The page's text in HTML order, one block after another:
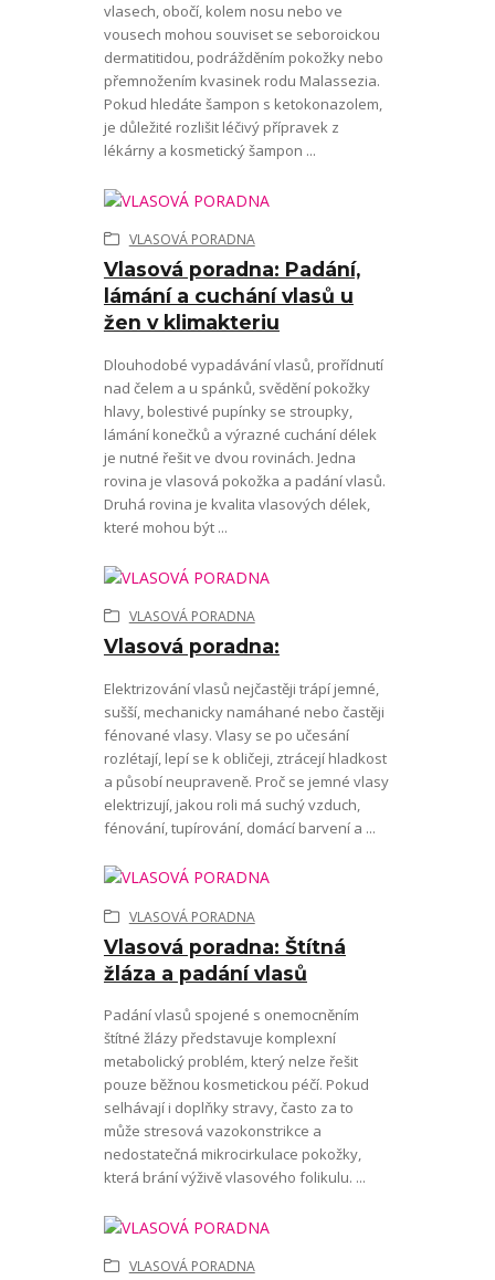
vlasech, obočí, kolem nosu nebo ve
vousech mohou souviset se seboroickou
dermatitidou, podrážděním pokožky nebo
přemnožením kvasinek rodu Malassezia.
Pokud hledáte šampon s ketokonazolem,
je důležité rozlišit léčivý přípravek z
lékárny a kosmetický šampon ...
Vlasová poradna: Padání,
lámání a cuchání vlasů u
žen v klimakteriu
VLASOVÁ PORADNA
Dlouhodobé vypadávání vlasů, prořídnutí
nad čelem a u spánků, svědění pokožky
hlavy, bolestivé pupínky se stroupky,
lámání konečků a výrazné cuchání délek
je nutné řešit ve dvou rovinách. Jedna
rovina je vlasová pokožka a padání vlasů.
Druhá rovina je kvalita vlasových délek,
které mohou být ...
Vlasová poradna:
VLASOVÁ PORADNA
Elektrizování vlasů nejčastěji trápí jemné,
sušší, mechanicky namáhané nebo častěji
fénované vlasy. Vlasy se po učesání
rozlétají, lepí se k obličeji, ztrácejí hladkost
a působí neupraveně. Proč se jemné vlasy
elektrizují, jakou roli má suchý vzduch,
fénování, tupírování, domácí barvení a ...
Vlasová poradna: Štítná
žláza a padání vlasů
VLASOVÁ PORADNA
Padání vlasů spojené s onemocněním
štítné žlázy představuje komplexní
metabolický problém, který nelze řešit
pouze běžnou kosmetickou péčí. Pokud
selhávají i doplňky stravy, často za to
může stresová vazokonstrikce a
nedostatečná mikrocirkulace pokožky,
která brání výživě vlasového folikulu. ...
VLASOVÁ PORADNA